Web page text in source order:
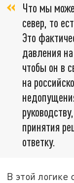
Что мы
север, то
Это
давления
чтобы он в
на
принятия
ответку.
В этой логике